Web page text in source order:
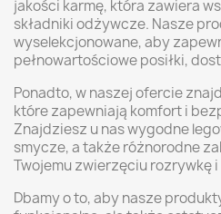
jakości karmę, która zawiera
składniki odżywcze. Nasze
wyselekcjonowane, aby
pełnowartościowe posiłki,
Ponadto, w naszej ofercie
które zapewniają komfort i
Znajdziesz u nas wygodne
smycze, a także różnorodne
Twojemu zwierzęciu rozrywkę
Dbamy o to, aby nasze